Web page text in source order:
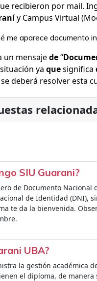
recibieron por mail.
y Campus Virtual
me aparece documento
un mensajede“
ya quesignifica
deberá resolver esta
SIU Guarani?
de Documento Nacional
de Identidad (DNI),
te da la bienvenida.
UBA?
la gestión académica
el diploma, de